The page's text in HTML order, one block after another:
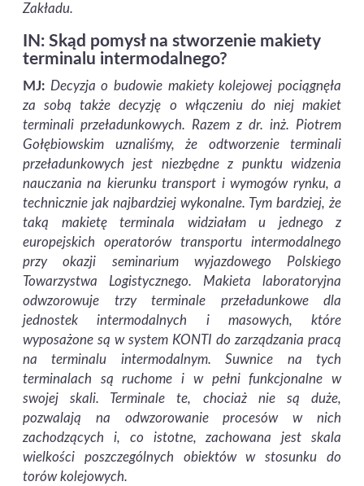
Zakładu.
IN: Skąd pomysł na stworzenie makiety
terminalu intermodalnego?
MJ: Decyzja o budowie makiety kolejowej pociągnęła
za sobą także decyzję o włączeniu do niej makiet
terminali przeładunkowych. Razem z dr. inż. Piotrem
Gołębiowskim uznaliśmy, że odtworzenie terminali
przeładunkowych jest niezbędne z punktu widzenia
nauczania na kierunku transport i wymogów rynku, a
technicznie jak najbardziej wykonalne. Tym bardziej, że
taką makietę terminala widziałam u jednego z
europejskich operatorów transportu intermodalnego
przy okazji seminarium wyjazdowego Polskiego
Towarzystwa Logistycznego. Makieta laboratoryjna
odwzorowuje trzy terminale przeładunkowe dla
jednostek intermodalnych i masowych, które
wyposażone są w system KONTI do zarządzania pracą
na terminalu intermodalnym. Suwnice na tych
terminalach są ruchome i w pełni funkcjonalne w
swojej skali. Terminale te, chociaż nie są duże,
pozwalają na odwzorowanie procesów w nich
zachodzących i, co istotne, zachowana jest skala
wielkości poszczególnych obiektów w stosunku do
torów kolejowych.